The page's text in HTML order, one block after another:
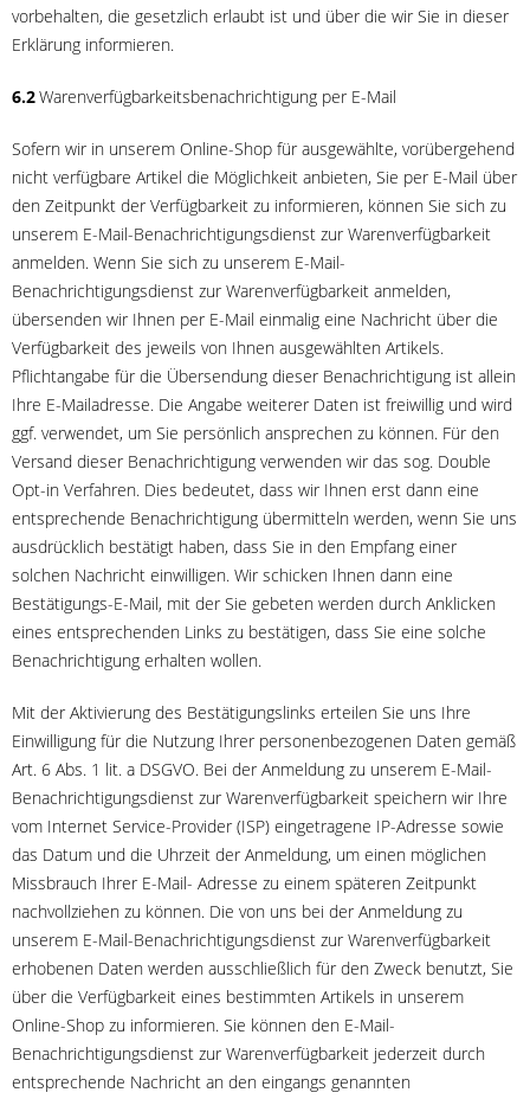
vorbehalten, die gesetzlich erlaubt ist und über die wir Sie in dieser
Erklärung informieren.
6.2Warenverfügbarkeitsbenachrichtigung per E-Mail
Sofern wir in unserem Online-Shop für ausgewählte, vorübergehend
nicht verfügbare Artikel die Möglichkeit anbieten, Sie per E-Mail über
den Zeitpunkt der Verfügbarkeit zu informieren, können Sie sich zu
unserem E-Mail-Benachrichtigungsdienst zur Warenverfügbarkeit
anmelden. Wenn Sie sich zu unserem E-Mail-
Benachrichtigungsdienst zur Warenverfügbarkeit anmelden,
übersenden wir Ihnen per E-Mail einmalig eine Nachricht über die
Verfügbarkeit des jeweils von Ihnen ausgewählten Artikels.
Pflichtangabe für die Übersendung dieser Benachrichtigung ist allein
Ihre E-Mailadresse. Die Angabe weiterer Daten ist freiwillig und wird
ggf. verwendet, um Sie persönlich ansprechen zu können. Für den
Versand dieser Benachrichtigung verwenden wir das sog. Double
Opt-in Verfahren. Dies bedeutet, dass wir Ihnen erst dann eine
entsprechende Benachrichtigung übermitteln werden, wenn Sie uns
ausdrücklich bestätigt haben, dass Sie in den Empfang einer
solchen Nachricht einwilligen. Wir schicken Ihnen dann eine
Bestätigungs-E-Mail, mit der Sie gebeten werden durch Anklicken
eines entsprechenden Links zu bestätigen, dass Sie eine solche
Benachrichtigung erhalten wollen.
Mit der Aktivierung des Bestätigungslinks erteilen Sie uns Ihre
Einwilligung für die Nutzung Ihrer personenbezogenen Daten gemäß
Art. 6 Abs. 1 lit. a DSGVO. Bei der Anmeldung zu unserem E-Mail-
Benachrichtigungsdienst zur Warenverfügbarkeit speichern wir Ihre
vom Internet Service-Provider (ISP) eingetragene IP-Adresse sowie
das Datum und die Uhrzeit der Anmeldung, um einen möglichen
Missbrauch Ihrer E-Mail- Adresse zu einem späteren Zeitpunkt
nachvollziehen zu können. Die von uns bei der Anmeldung zu
unserem E-Mail-Benachrichtigungsdienst zur Warenverfügbarkeit
erhobenen Daten werden ausschließlich für den Zweck benutzt, Sie
über die Verfügbarkeit eines bestimmten Artikels in unserem
Online-Shop zu informieren. Sie können den E-Mail-
Benachrichtigungsdienst zur Warenverfügbarkeit jederzeit durch
entsprechende Nachricht an den eingangs genannten